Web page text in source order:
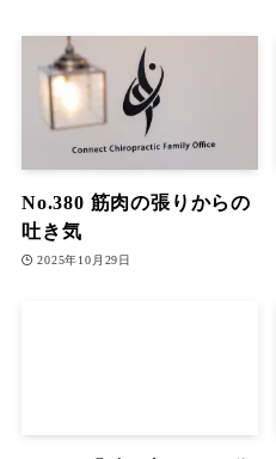
No.380 筋肉の張りからの
吐き気
2025年10月29日